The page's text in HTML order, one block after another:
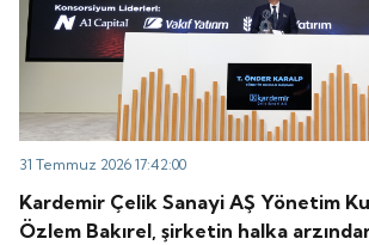
31 Temmuz 2026 17:42:00
Kardemir Çelik Sanayi AŞ Yönetim
Özlem Bakırel, şirketin halka